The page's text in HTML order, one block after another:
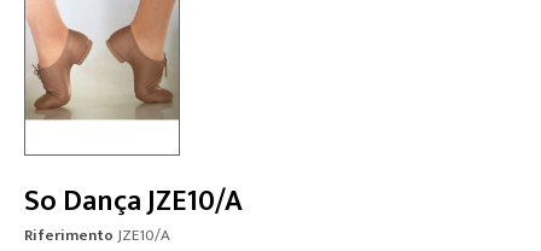
So Dança JZE10/A
RiferimentoJZE10/A